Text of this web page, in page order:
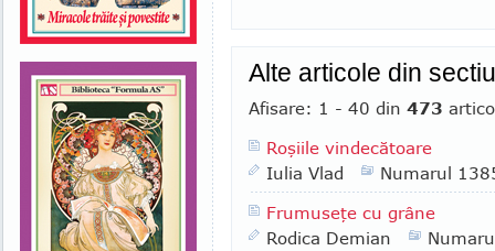
Alte articole din
Afisare: 1 - 40 din 473
Roşiile vindecătoare
Iulia Vlad
Numarul
Frumuseţe cu grâne
Rodica Demian